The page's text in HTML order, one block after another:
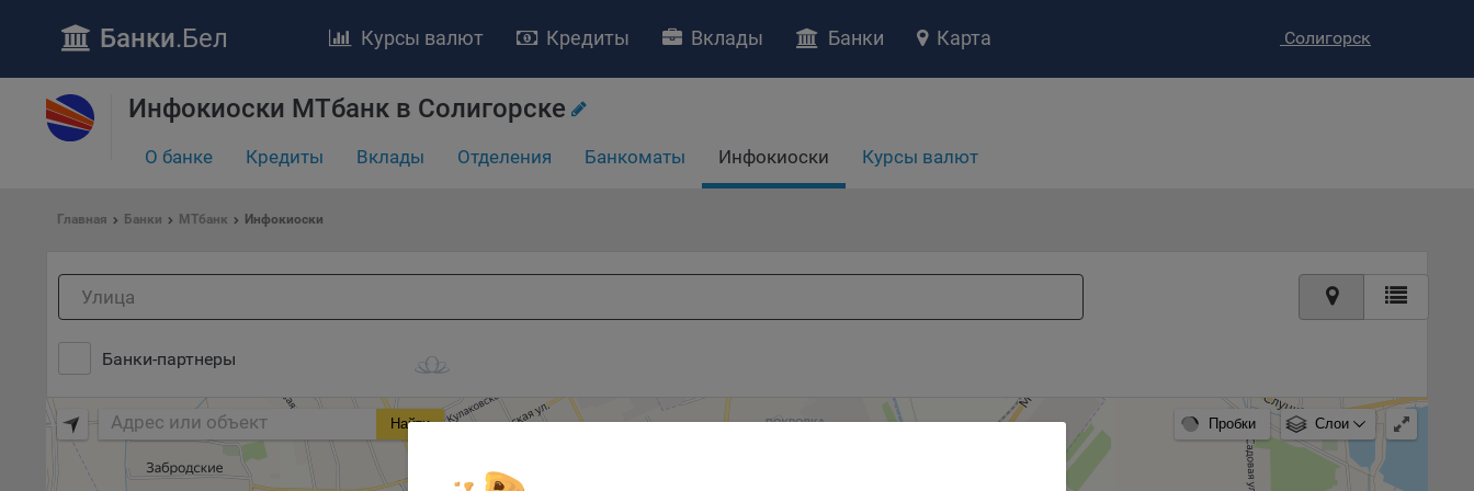
Общество с ограниченной ответственностью «Майфин» (далее –
уделяет особое внимание защите персональных данных при их обработке и
ответственно подходит к соблюдению прав субъектов персональных данных.
Утверждение положения о политике обработки файлов cookie (далее –
«Закон»).
процесс такой обработки.
указанных в пункте 3 Политики, при их посещении для отражения действий,
Банки.Бел Солигорск
Курсы валют Кредиты Вклады Банки Карта
Инфокиоски МТбанк в Солигорске
О банке Кредиты Вклады Отделения Банкоматы Инфокиоски Курсы валют
Главная Банки МТбанк Инфокиоски
Банки-партнеры
Найти Пробки Слои